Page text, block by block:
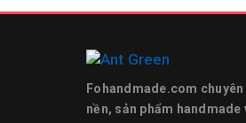
Fohandmade.com
nền, sản phẩm handmade